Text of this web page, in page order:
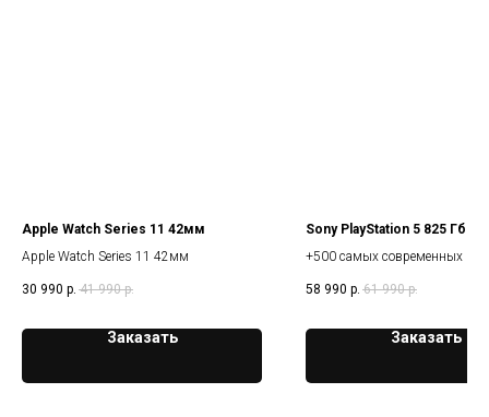
Apple Watch Series 11 42мм
Apple Watch Series 11 42мм
30 990 р. 41 990 р.
Заказать
Sony PlayStation 5 825 Гб
+500 самых современных игр
58 990 р. 61 990 р.
Заказать